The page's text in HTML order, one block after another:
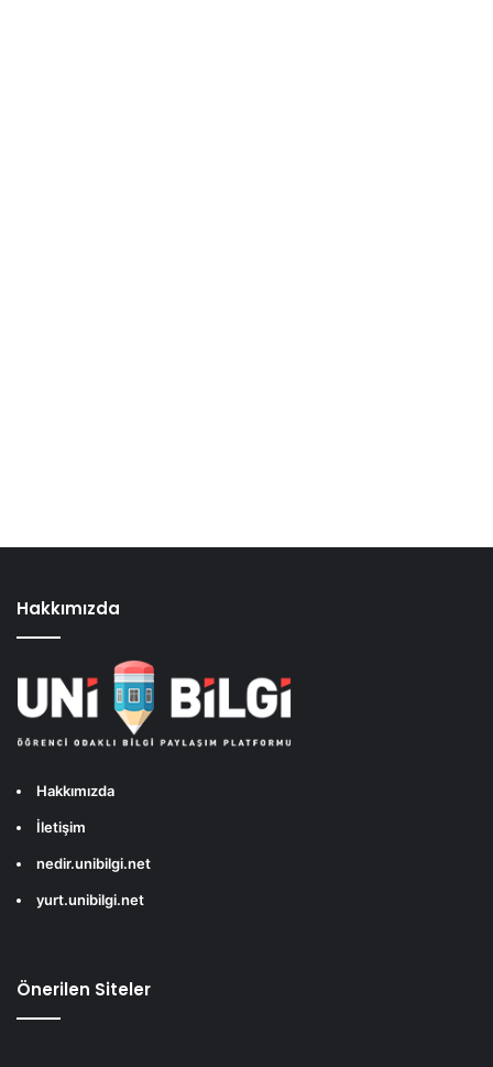
Hakkımızda
Hakkımızda
İletişim
nedir.unibilgi.net
yurt.unibilgi.net
Önerilen Siteler